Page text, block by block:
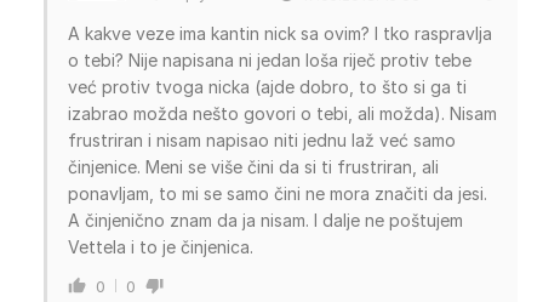
A kakve veze ima kantin nick sa ovim? I tko raspravlja
o tebi? Nije napisana ni jedan loša riječ protiv tebe
već protiv tvoga nicka (ajde dobro, to što si ga ti
izabrao možda nešto govori o tebi, ali možda). Nisam
frustriran i nisam napisao niti jednu laž već samo
činjenice. Meni se više čini da si ti frustriran, ali
ponavljam, to mi se samo čini ne mora značiti da jesi.
A činjenično znam da ja nisam. I dalje ne poštujem
Vettela i to je činjenica.
0 0